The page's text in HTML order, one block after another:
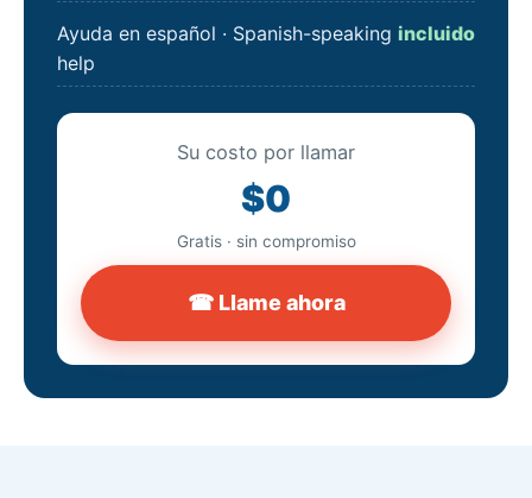
Ayuda en español · Spanish-speaking
help
incluido
Su costo por llamar
$0
Gratis · sin compromiso
☎ Llame ahora